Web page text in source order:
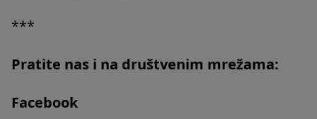
***
Pratite nas i na društvenim mrežama:
Facebook